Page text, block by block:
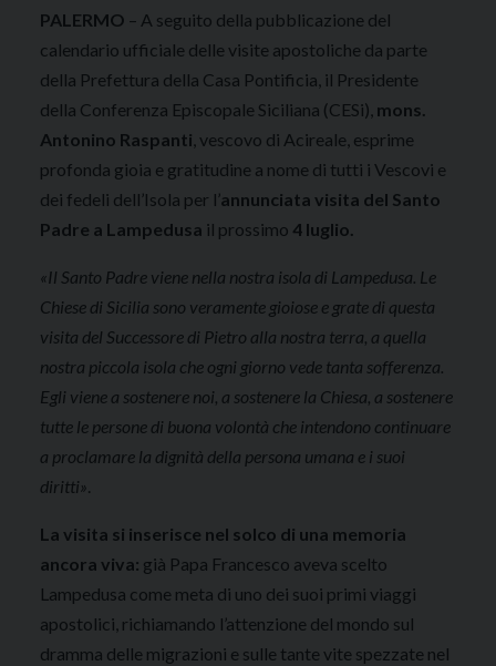
PALERMO – A seguito della pubblicazione del
calendario ufficiale delle visite apostoliche da parte
della Prefettura della Casa Pontificia, il Presidente
della Conferenza Episcopale Siciliana (CESi), mons.
Antonino Raspanti , vescovo di Acireale, esprime
profonda gioia e gratitudine a nome di tutti i Vescovi e
dei fedeli dell’Isola per l’annunciata visita del Santo
Padre a Lampedusa il prossimo 4 luglio.
«Il Santo Padre viene nella nostra isola di Lampedusa. Le
Chiese di Sicilia sono veramente gioiose e grate di questa
visita del Successore di Pietro alla nostra terra, a quella
nostra piccola isola che ogni giorno vede tanta sofferenza.
Egli viene a sostenere noi, a sostenere la Chiesa, a sostenere
tutte le persone di buona volontà che intendono continuare
a proclamare la dignità della persona umana e i suoi
diritti».
La visita si inserisce nel solco di una memoria
ancora viva: già Papa Francesco aveva scelto
Lampedusa come meta di uno dei suoi primi viaggi
apostolici, richiamando l’attenzione del mondo sul
dramma delle migrazioni e sulle tante vite spezzate nel